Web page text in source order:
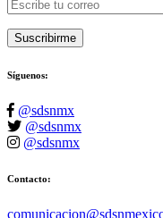
Suscribirme
Síguenos:
@sdsnmx
@sdsnmx
@sdsnmx
Contacto: